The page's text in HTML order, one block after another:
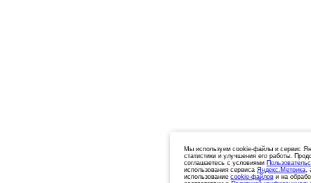
Мы используем cookie-файлы и сервис
статистики и улучшения его работы.
соглашаетесь с условиями
использования сервиса Яндекс.Метрика,
использование cookie-файлов и на